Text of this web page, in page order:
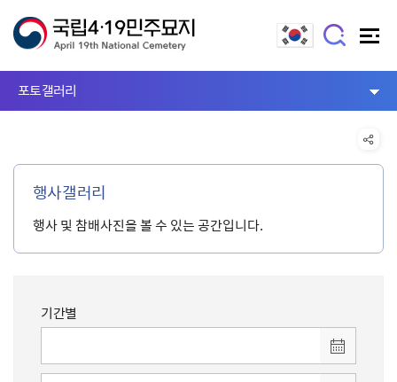
포토갤러리
행사갤러리
행사 및 참배사진을 볼 수 있는 공간입니다.
기간별